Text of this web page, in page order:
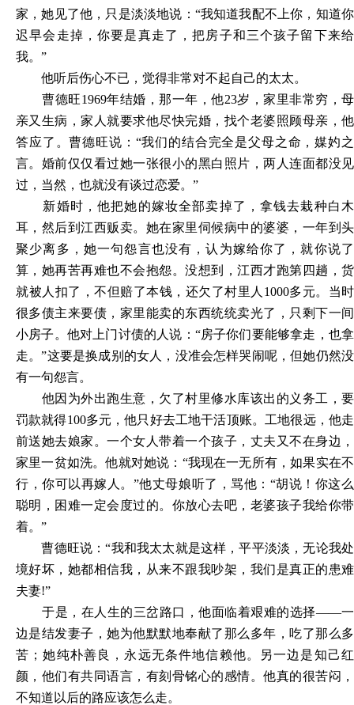
家，她见了他，只是淡淡地说： “我知道我配不上你，知道你
迟早会走掉，你要是真走了，把房子和三个孩子留下来给
我。”
他听后伤心不已，觉得非常对不起自己的太太。
曹德旺1969年结婚，那一年，他23岁，家里非常穷，母
亲又生病，家人就要求他尽快完婚，找个老婆照顾母亲，他
答应了。曹德旺说：“我们的结合完全是父母之命，媒妁之
言。婚前仅仅看过她一张很小的黑白照片，两人连面都没见
过，当然，也就没有谈过恋爱。”
新婚时，他把她的嫁妆全部卖掉了，拿钱去栽种白木
耳，然后到江西贩卖。她在家里伺候病中的婆婆，一年到头
聚少离多，她一句怨言也没有，认为嫁给你了，就你说了
算，她再苦再难也不会抱怨。没想到，江西才跑第四趟，货
就被人扣了，不但赔了本钱，还欠了村里人 1000多元。当时
很多债主来要债，家里能卖的东西统统卖光了，只剩下一间
小房子。他对上门讨债的人说：“房子你们要能够拿走，也拿
走。”这要是换成别的女人，没准会怎样哭闹呢，但她仍然没
有一句怨言。
他因为外出跑生意，欠了村里修水库该出的义务工，要
罚款就得100多元，他只好去工地干活顶账。工地很远，他走
前送她去娘家。一个女人带着一个孩子，丈夫又不在身边，
家里一贫如洗。他就对她说：“我现在一无所有，如果实在不
行，你可以再嫁人。”他丈母娘听了，骂他：“胡说！你这么
聪明，困难一定会度过的。你放心去吧，老婆孩子我给你带
着。”
曹德旺说：“我和我太太就是这样，平平淡淡，无论我处
境好坏，她都相信我，从来不跟我吵架，我们是真正的患难
夫妻!”
于是，在人生的三岔路口，他面临着艰难的选择——一
边是结发妻子，她为他默默地奉献了那么多年，吃了那么多
苦；她纯朴善良，永远无条件地信赖他。另一边是知己红
颜，他们有共同语言，有刻骨铭心的感情。他真的很苦闷，
不知道以后的路应该怎么走。